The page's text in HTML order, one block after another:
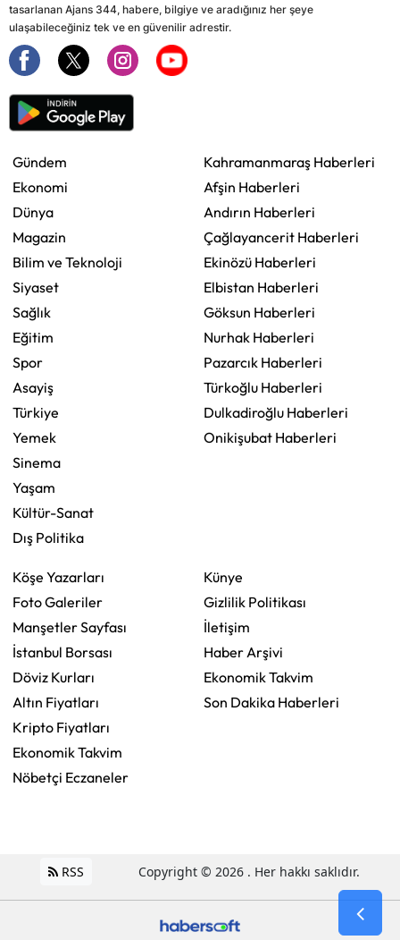
tasarlanan Ajans 344, habere, bilgiye ve aradığınız her şeye
ulaşabileceğiniz tek ve en güvenilir adrestir.
Gündem
Ekonomi
Dünya
Magazin
Bilim ve Teknoloji
Siyaset
Sağlık
Eğitim
Spor
Asayiş
Türkiye
Yemek
Sinema
Yaşam
Kültür-Sanat
Dış Politika
Kahramanmaraş Haberleri
Afşin Haberleri
Andırın Haberleri
Çağlayancerit Haberleri
Ekinözü Haberleri
Elbistan Haberleri
Göksun Haberleri
Nurhak Haberleri
Pazarcık Haberleri
Türkoğlu Haberleri
Dulkadiroğlu Haberleri
Onikişubat Haberleri
Köşe Yazarları
Foto Galeriler
Manşetler Sayfası
İstanbul Borsası
Döviz Kurları
Altın Fiyatları
Kripto Fiyatları
Ekonomik Takvim
Nöbetçi Eczaneler
Künye
Gizlilik Politikası
İletişim
Haber Arşivi
Ekonomik Takvim
Son Dakika Haberleri
RSS Copyright © 2026 . Her hakkı saklıdır.